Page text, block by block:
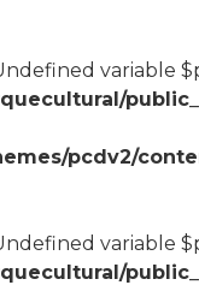
variable
pcdv2/
variable